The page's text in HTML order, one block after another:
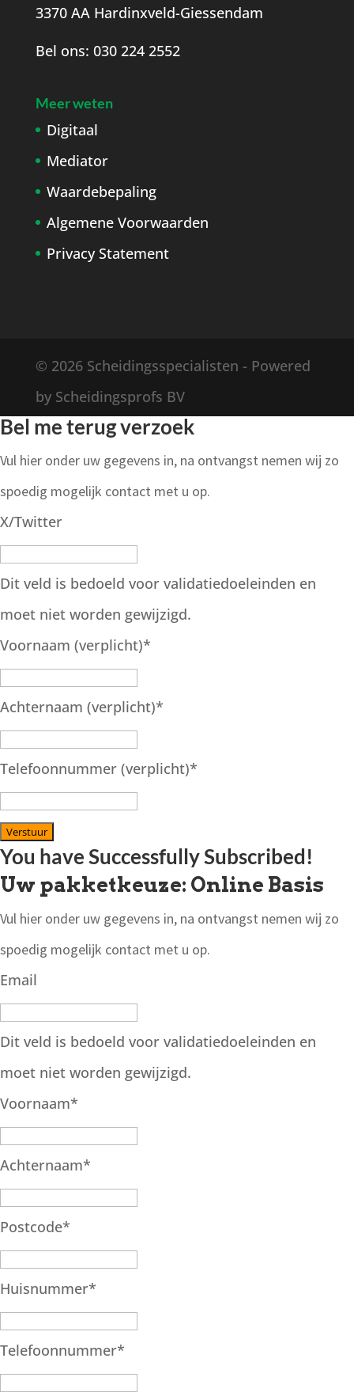
3370 AA Hardinxveld-Giessendam
Bel ons: 030 224 2552
Meer weten
Digitaal
Mediator
Waardebepaling
Algemene Voorwaarden
Privacy Statement
© 2026 Scheidingsspecialisten - Powered
by Scheidingsprofs BV
Bel me terug verzoek
Vul hier onder uw gegevens in, na ontvangst nemen wij zo
spoedig mogelijk contact met u op.
X/Twitter
Dit veld is bedoeld voor validatiedoeleinden en
moet niet worden gewijzigd.
Voornaam (verplicht)*
Achternaam (verplicht)*
Telefoonnummer (verplicht)*
Verstuur
You have Successfully Subscribed!
Uw pakketkeuze: Online Basis
Vul hier onder uw gegevens in, na ontvangst nemen wij zo
spoedig mogelijk contact met u op.
Email
Dit veld is bedoeld voor validatiedoeleinden en
moet niet worden gewijzigd.
Voornaam*
Achternaam*
Postcode*
Huisnummer*
Telefoonnummer*